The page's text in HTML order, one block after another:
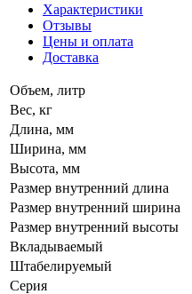
Характеристики
Отзывы
Цены и оплата
Доставка
Объем, литр
Вес, кг
Длина, мм
Ширина, мм
Высота, мм
Размер внутренний длина
Размер внутренний ширина
Размер внутренний высоты
Вкладываемый
Штабелируемый
Серия